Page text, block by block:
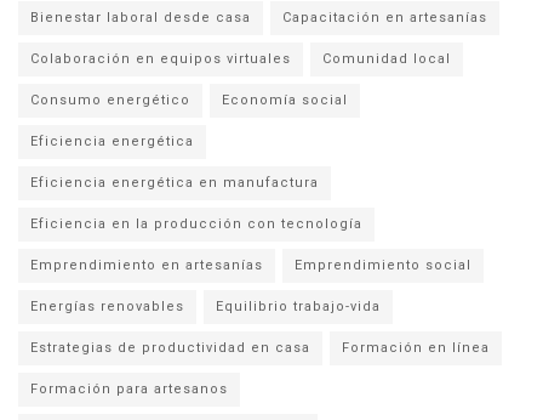
Bienestar laboral desde casa Capacitación en artesanías
Colaboración en equipos virtuales Comunidad local
Consumo energético Economía social
Eficiencia energética
Eficiencia energética en manufactura
Eficiencia en la producción con tecnología
Emprendimiento en artesanías Emprendimiento social
Energías renovables Equilibrio trabajo-vida
Estrategias de productividad en casa Formación en línea
Formación para artesanos